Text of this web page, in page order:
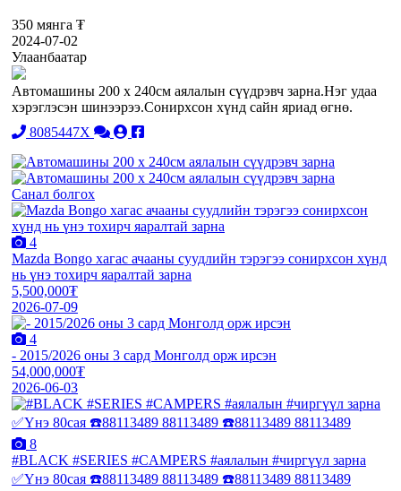
350 мянга ₮
2024-07-02
Улаанбаатар
Автомашины 200 х 240см аялалын сүүдрэвч зарна.Нэг удаа
хэрэглэсэн шинээрээ.Сонирхсон хүнд сайн яриад өгнө.
8085447X
Санал болгох
4
Mazda Bongo хагас ачааны суудлийн тэрэгээ сонирхсон хүнд
нь үнэ тохирч яаралтай зарна
5,500,000₮
2026-07-09
4
- 2015/2026 оны 3 сард Монголд орж ирсэн
54,000,000₮
2026-06-03
8
#BLACK #SERIES #CAMPERS #аялалын #чиргүүл зарна
✅Үнэ 80сая ☎️88113489 88113489 ☎️88113489 88113489